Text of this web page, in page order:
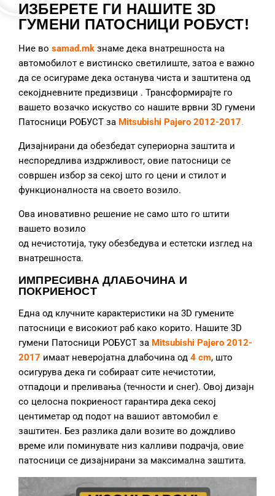
ИЗБЕРЕТЕ ГИ НАШИТЕ 3D
ГУМЕНИ ПАТОСНИЦИ РОБУСТ!
Ние во samad.mk знаме дека внатрешноста на
автомобилот е вистинско светилиште, затоа е важно
да се осигураме дека останува чиста и заштитена од
секојдневните предизвици . Трансформирајте го
вашето возачко искуство со нашите врвни 3D гумени
Патосници РОБУСТ за Mitsubishi Pajero 2012-2017.
Дизајнирани да обезбедат супериорна заштита и
неспоредлива издржливост, овие патосници се
совршен избор за секој што го цени и стилот и
функционалноста на своето возило.
Ова иновативно решение не само што го штити
вашето возило
од нечистотија, туку обезбедува и естетски изглед на
внатрешноста.
ИМПРЕСИВНА ДЛАБОЧИНА И
ПОКРИЕНОСТ
Една од клучните карактеристики на 3D гумените
патосници е високиот раб како корито. Нашите 3D
гумени Патосници РОБУСТ за Mitsubishi Pajero 2012-
2017 имаат неверојатна длабочина од 4 cm, што
осигурува дека ги собираат сите нечистотии,
отпадоци и преливања (течности и снег). Овој дизајн
со целосна покриеност гарантира дека секој
центиметар од подот на вашиот автомобил е
заштитен. Без разлика дали возите во дождливо
време или поминувате низ калливи подрачја, овие
патосници се дизајнирани за максимална заштита.